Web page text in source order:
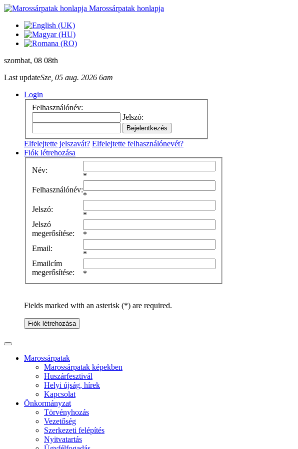
Marossárpatak honlapja
szombat, 08 08th
Last updateSze, 05 aug. 2026 6am
Login
Felhasználónév:
Jelszó:
Elfelejtette jelszavát? Elfelejtette felhasználónevét?
Fiók létrehozása
Név:
*
Felhasználónév:
*
Jelszó:
*
Jelszó
megerősítése:
*
Email:
*
Emailcím
megerősítése:
*
Fields marked with an asterisk (*) are required.
Fiók létrehozása
Marossárpatak
Marossárpatak képekben
Huszárfesztivál
Helyi újság, hírek
Kapcsolat
Önkormányzat
Törvényhozás
Vezetőség
Szerkezeti felépítés
Nyitvatartás